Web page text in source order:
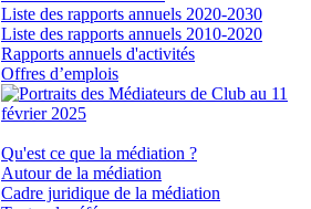
Liste des rapports annuels 2020-2030
Liste des rapports annuels 2010-2020
Rapports annuels d'activités
Offres d’emplois
Qu'est ce que la médiation ?
Autour de la médiation
Cadre juridique de la médiation